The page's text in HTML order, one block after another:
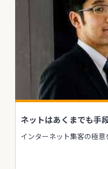
ネットはあくまでも手
インターネット集客の極意